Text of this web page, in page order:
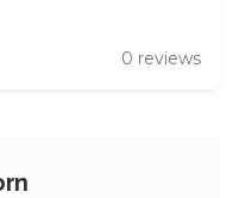
0 reviews